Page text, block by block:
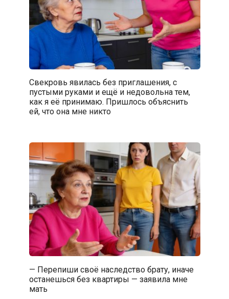
Свекровь явилась без приглашения, с
пустыми руками и ещё и недовольна тем,
как я её принимаю. Пришлось объяснить
ей, что она мне никто
— Перепиши своё наследство брату, иначе
останешься без квартиры — заявила мне
мать